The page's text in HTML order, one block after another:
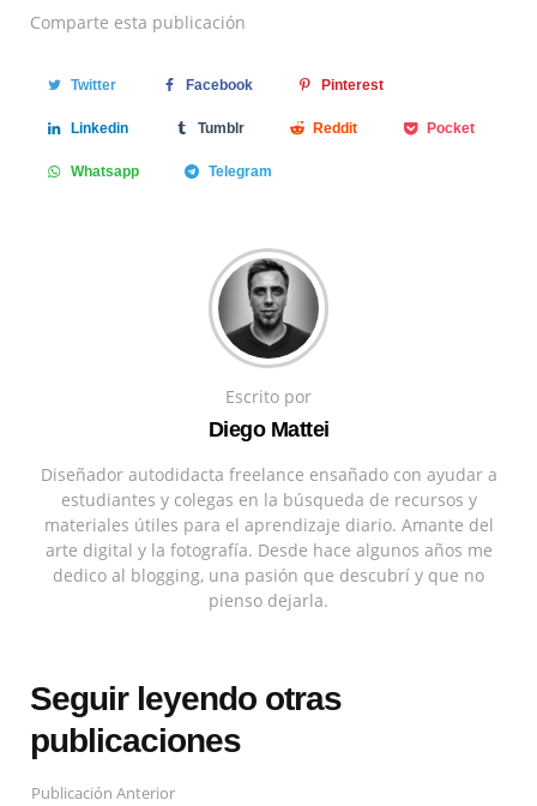
Comparte esta publicación
Twitter Facebook Pinterest
Linkedin Tumblr Reddit Pocket
Whatsapp Telegram
Escrito por
Diego Mattei
Diseñador autodidacta freelance ensañado con ayudar a
estudiantes y colegas en la búsqueda de recursos y
materiales útiles para el aprendizaje diario. Amante del
arte digital y la fotografía. Desde hace algunos años me
dedico al blogging, una pasión que descubrí y que no
pienso dejarla.
Seguir leyendo otras
publicaciones
Publicación Anterior